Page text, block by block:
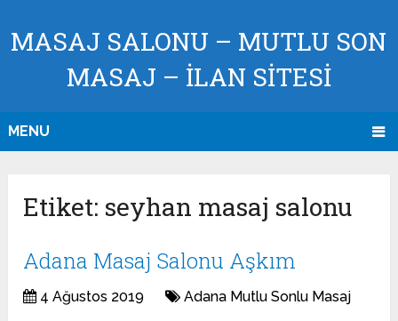
MASAJ SALONU – MUTLU SON
MASAJ – İLAN SİTESİ
MENU
Etiket: seyhan masaj salonu
Adana Masaj Salonu Aşkım
4 Ağustos 2019 Adana Mutlu Sonlu Masaj